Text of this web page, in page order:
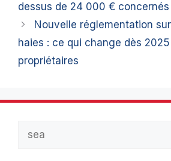
dessus de 24 000 € concernés
Nouvelle réglementation
haies : ce qui change dès
propriétaires